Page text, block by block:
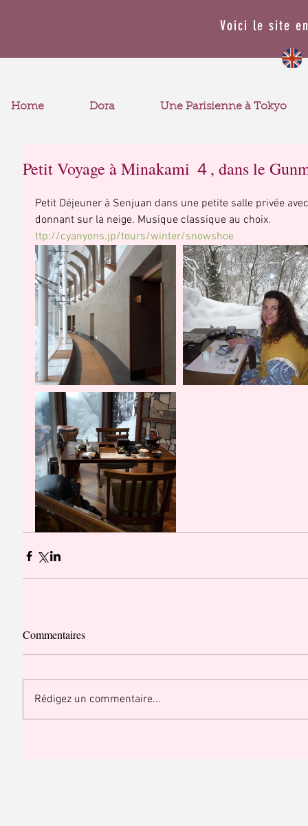
Voici le site
Home Dora Une Parisienne à Tokyo
Petit Voyage à Minakami ４, dans le
Petit Déjeuner à Senjuan dans une petite salle privée
donnant sur la neige. Musique classique au choix.
ttp://cyanyons.jp/tours/winter/snowshoe
Commentaires
Rédigez un commentaire...